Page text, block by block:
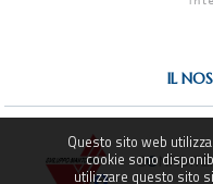
Questo sito web
cookie sono
utilizzare questo sito
IL